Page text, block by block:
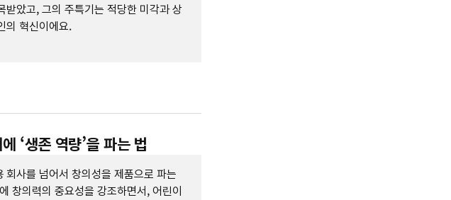
받았고, 그의 주특기는 적당한 미각과 상
의 혁신이에요.
‘생존 역량’을 파는 법
회사를 넘어서 창의성을 제품으로 파는
창의력의 중요성을 강조하면서, 어린이